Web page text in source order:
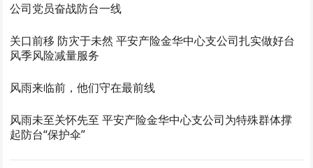
公司党员奋战防台一线
关口前移 防灾于未然 平安产险金华中心支公司扎实做好台
风季风险减量服务
风雨来临前，他们守在最前线
风雨未至关怀先至 平安产险金华中心支公司为特殊群体撑
起防台“保护伞”